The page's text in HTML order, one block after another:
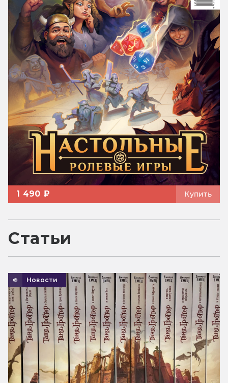
1 490 ₽ Купить
Статьи
Новости